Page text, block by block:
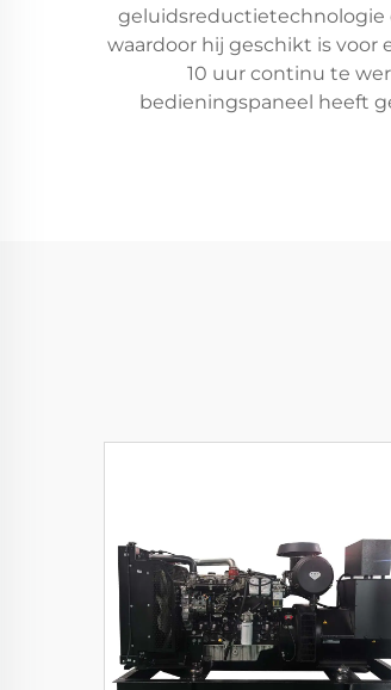
geluidsreductietechnologie
waardoor hij geschikt is voor
10 uur continu te
bedieningspaneel heeft